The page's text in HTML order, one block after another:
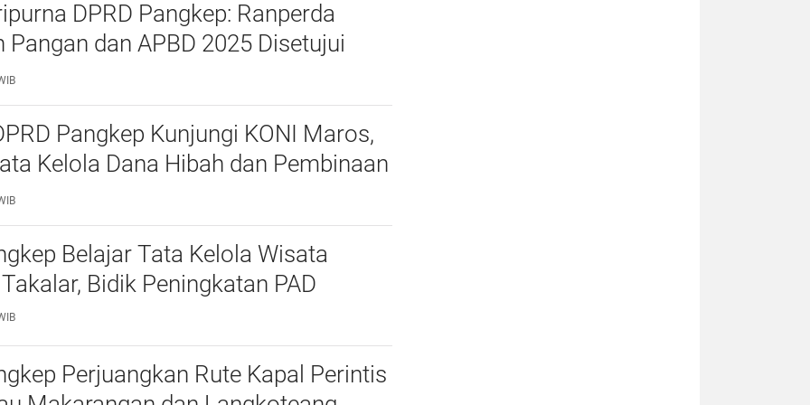
DPRD Pangkep: Ranperda
Pangan dan APBD 2025 Disetujui
Catatan
Pangkep Kunjungi KONI Maros,
Kelola Dana Hibah dan Pembinaan
Belajar Tata Kelola Wisata
Bidik Peningkatan PAD
Perjuangkan Rute Kapal Perintis